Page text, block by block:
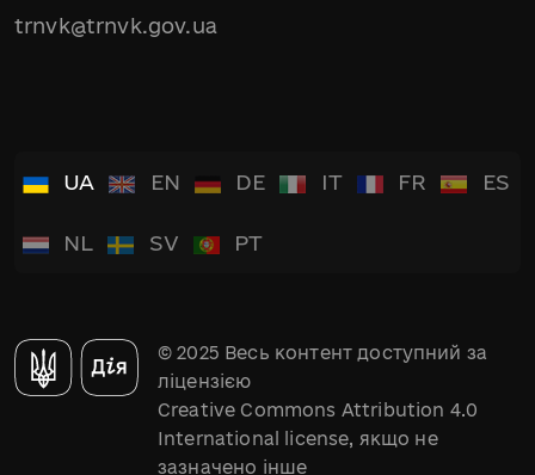
trnvk@trnvk.gov.ua
UA EN DE IT FR ES
NL SV PT
© 2025 Весь контент доступний за
ліцензією
Creative Commons Attribution 4.0
International license, якщо не
зазначено інше